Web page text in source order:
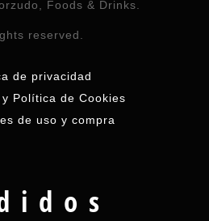
Foods & Drinks.
reserved.
de privacidad
Política de Cookies
de uso y compra